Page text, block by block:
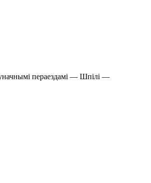
пераездамі — Шпілі —